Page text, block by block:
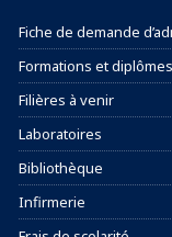
Fiche de demande
Formations et diplômes
Filières à venir
Laboratoires
Bibliothèque
Infirmerie